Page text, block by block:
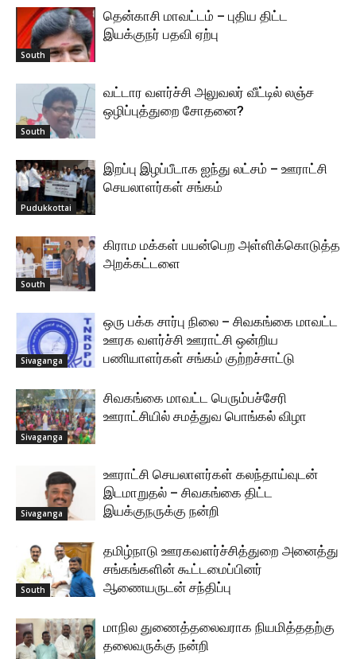
South
தென்காசி மாவட்டம் – புதிய திட்ட
இயக்குநர் பதவி ஏற்பு
South
வட்டார வளர்ச்சி அலுவலர் வீட்டில் லஞ்ச
ஒழிப்புத்துறை சோதனை?
Pudukkottai
இறப்பு இழப்பீடாக ஐந்து லட்சம் – ஊராட்சி
செயலாளர்கள் சங்கம்
South
கிராம மக்கள் பயன்பெற அள்ளிக்கொடுத்த
அறக்கட்டளை
Sivaganga
ஒரு பக்க சார்பு நிலை – சிவகங்கை மாவட்ட
ஊரக வளர்ச்சி ஊராட்சி ஒன்றிய
பணியாளர்கள் சங்கம் குற்றச்சாட்டு
Sivaganga
சிவகங்கை மாவட்ட பெரும்பச்சேரி
ஊராட்சியில் சமத்துவ பொங்கல் விழா
Sivaganga
ஊராட்சி செயலாளர்கள் கலந்தாய்வுடன்
இடமாறுதல் – சிவகங்கை திட்ட
இயக்குநருக்கு நன்றி
South
தமிழ்நாடு ஊரகவளர்ச்சித்துறை அனைத்து
சங்கங்களின் கூட்டமைப்பினர்
ஆணையருடன் சந்திப்பு
மாநில துணைத்தலைவராக நியமித்ததற்கு
தலைவருக்கு நன்றி